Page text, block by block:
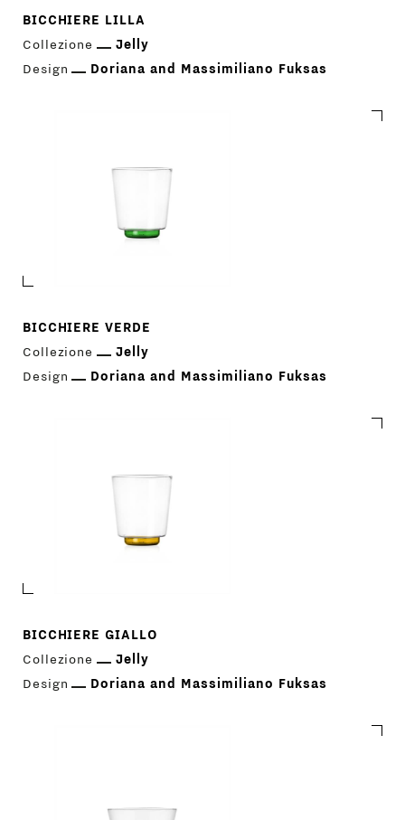
BICCHIERE LILLA
Collezione
Jelly
Design
Doriana and Massimiliano Fuksas
BICCHIERE VERDE
Collezione
Jelly
Design
Doriana and Massimiliano Fuksas
BICCHIERE GIALLO
Collezione
Jelly
Design
Doriana and Massimiliano Fuksas